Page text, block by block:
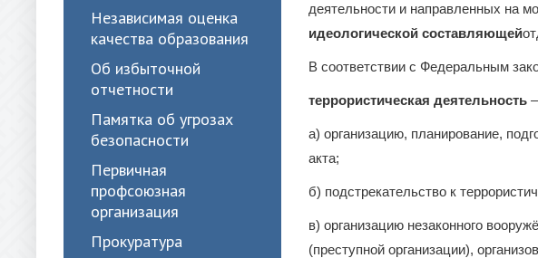
Независимая оценка
качества образования
Об избыточной
отчетности
Памятка об угрозах
безопасности
Первичная
профсоюзная
организация
Прокуратура
деятельности и направленных на
идеологической составляющей
В соответствии с Федеральным
террористическая деятельность
а) организацию, планирование,
акта;
б) подстрекательство к
в) организацию незаконного
(преступной организации),